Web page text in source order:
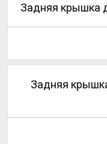
Задняя
Задняя крышка